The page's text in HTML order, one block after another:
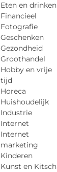
Eten en drinken
Financieel
Fotografie
Geschenken
Gezondheid
Groothandel
Hobby en vrije
tijd
Horeca
Huishoudelijk
Industrie
Internet
Internet
marketing
Kinderen
Kunst en Kitsch